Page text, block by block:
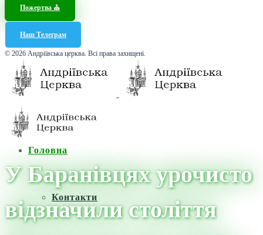
Пожертва ⛪️
Наш Телеграм
© 2026 Андріївська церква. Всі права захищені.
Головна
Контакти
У Баранівцях урочисто
відзначили століття